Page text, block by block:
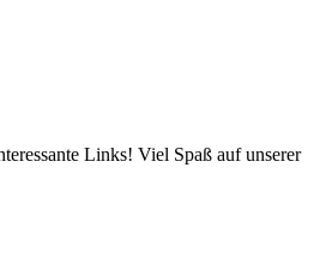
Links! Viel Spaß auf unserer